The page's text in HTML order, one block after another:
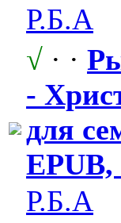
Р.Б.А
√ · ·
-
для
EPUB,
Р.Б.А